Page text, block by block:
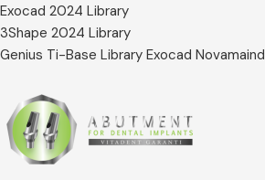
Exocad 2024 Library
3Shape 2024 Library
Genius Ti-Base Library Exocad